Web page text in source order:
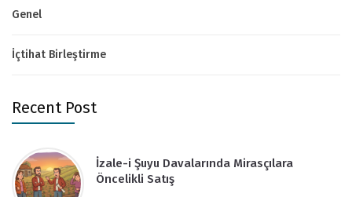
Genel
İçtihat Birleştirme
Recent Post
İzale-i Şuyu Davalarında Mirasçılara
Öncelikli Satış